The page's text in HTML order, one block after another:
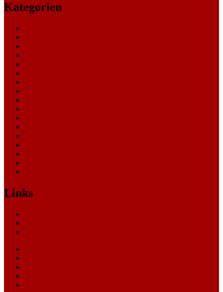
Kategorien
Links